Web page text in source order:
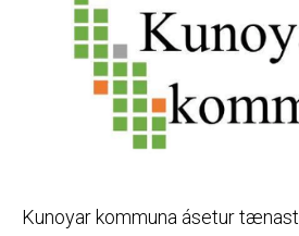
Kunoyar kommuna ásetur